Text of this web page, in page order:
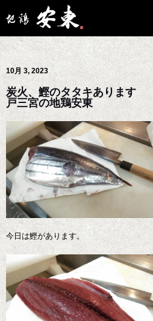
10月 3, 2023
炭火、鰹のタタキありま
戸三宮の地鶏安東
今日は鰹があります。